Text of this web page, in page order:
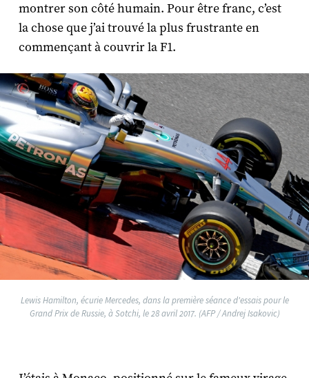
montrer son côté humain. Pour être franc, c’est
la chose que j’ai trouvé la plus frustrante en
commençant à couvrir la F1.
Lewis Hamilton, écurie Mercedes, dans la première séance d'essais pour le
Grand Prix de Russie, à Sotchi, le 28 avril 2017. (AFP / Andrej Isakovic)